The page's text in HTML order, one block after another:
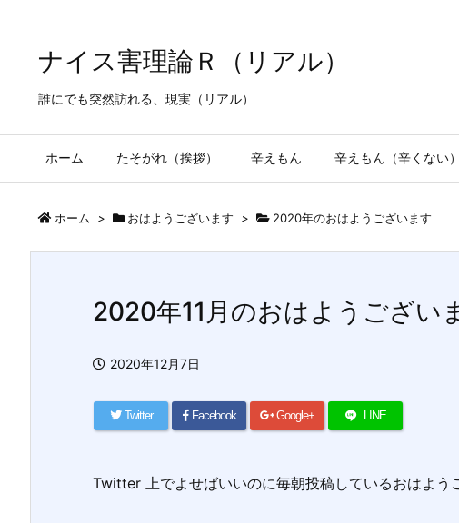
ナイス害理論Ｒ（リアル）
誰にでも突然訪れる、現実（リアル）
ホーム たそがれ（挨拶） 辛えもん 辛えもん（辛くない）
ホーム > おはようございます > 2020年のおはようございます
2020年11月のおはようござい
2020年12月7日
Twitter Facebook Google+ LINE
Twitter 上でよせばいいのに毎朝投稿しているおはよう